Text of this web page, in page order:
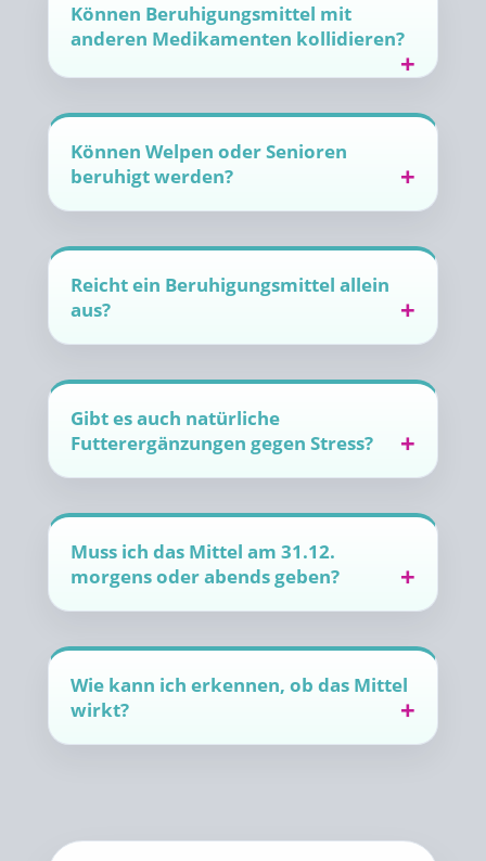
Können Beruhigungsmittel mit
anderen Medikamenten kollidieren?
Können Welpen oder Senioren
beruhigt werden?
Reicht ein Beruhigungsmittel allein
aus?
Gibt es auch natürliche
Futterergänzungen gegen Stress?
Muss ich das Mittel am 31.12.
morgens oder abends geben?
Wie kann ich erkennen, ob das Mittel
wirkt?